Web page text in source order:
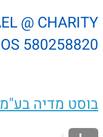
@ CHARITY
580258820
בוסט מדיה בע"מ